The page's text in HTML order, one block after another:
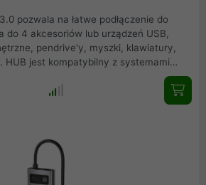
pozwala na łatwe podłączenie do
do 4 akcesoriów lub urządzeń USB,
pendrive'y, myszki, klawiatury,
HUB jest kompatybilny z systemami
Chrome OS. Urządzenie wspiera
czemu możemy podłączyć